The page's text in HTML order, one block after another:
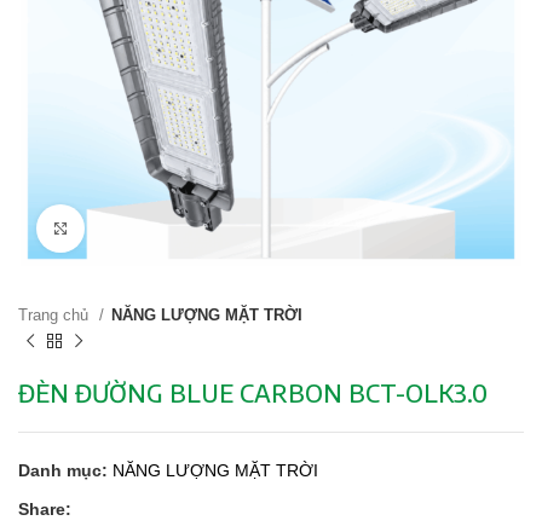
Click to enlarge
Trang chủ NĂNG LƯỢNG MẶT TRỜI
ĐÈN ĐƯỜNG BLUE CARBON BCT-OLK3.0
Danh mục: NĂNG LƯỢNG MẶT TRỜI
Share: